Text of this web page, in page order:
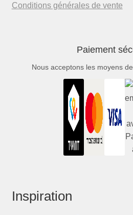
Conditions générales de vente
Paiement
Nous acceptons les moyens
Inspiration